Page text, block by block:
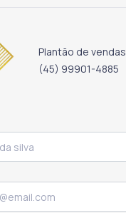
Plantão de vendas
(45) 99901-4885